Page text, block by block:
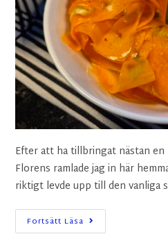
Efter att ha tillbringat nästan en
Florens ramlade jag in här
riktigt levde upp till den vanliga
Fortsätt Läsa